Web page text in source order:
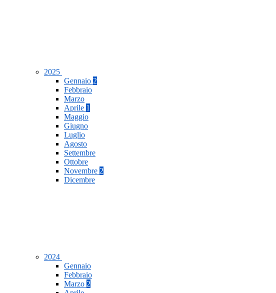
2025
Gennaio 2
Febbraio
Marzo
Aprile 1
Maggio
Giugno
Luglio
Agosto
Settembre
Ottobre
Novembre 2
Dicembre
2024
Gennaio
Febbraio
Marzo 2